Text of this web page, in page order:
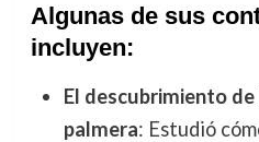
Algunas de sus
incluyen:
El descubrimiento
palmera: Estudió